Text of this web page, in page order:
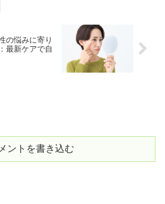
の悩みに寄り
最新ケアで自
ントを書き込む